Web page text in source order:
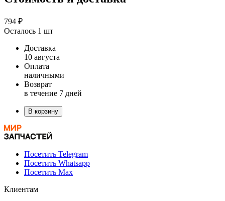
794 ₽
Осталось 1 шт
Доставка
10 августа
Оплата
наличными
Возврат
в течение 7 дней
В корзину
Посетить Telegram
Посетить Whatsapp
Посетить Max
Клиентам